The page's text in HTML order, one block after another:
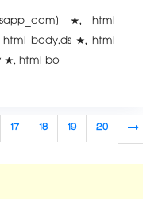
*, html
body.ds *, html
*, html bo
17 18 19 20